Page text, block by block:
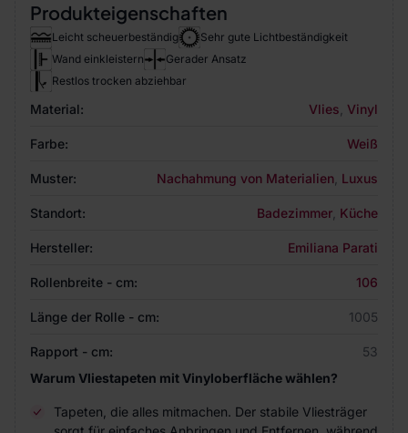
Produkteigenschaften
Leicht scheuerbeständig
Sehr gute Lichtbeständigkeit
Wand einkleistern
Gerader Ansatz
Restlos trocken abziehbar
Material: Vlies Vinyl
Farbe: Weiß
Muster: Nachahmung von Materialien Luxus
Standort: Badezimmer Küche
Hersteller: Emiliana Parati
Rollenbreite - cm: 106
Länge der Rolle - cm: 1005
Rapport - cm:
53
Warum Vliestapeten mit Vinyloberfläche wählen?
Tapeten, die alles mitmachen. Der stabile Vliesträger